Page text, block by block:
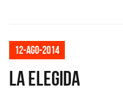
12-ago-2014
LA ELEGIDA